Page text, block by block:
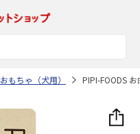
おもちゃ（犬用） PIPI-FOODS お